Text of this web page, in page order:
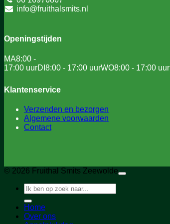
info@fruithalsmits.nl
Openingstijden
MA8:00 -
17:00 uurDI 8:00 - 17:00 uurWO8:00 - 17:00 uur
Klantenservice
Verzenden en bezorgen
Algemene voorwaarden
Contact
© 2026 Fruithal Smits Zeewolde
Zoeken
naar:
Home
Over ons